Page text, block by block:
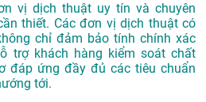
vị dịch thuật uy tín và chuyên
thiết. Các đơn vị dịch thuật có
chỉ đảm bảo tính chính xác
trợ khách hàng kiểm soát chất
đáp ứng đầy đủ các tiêu chuẩn
tới.